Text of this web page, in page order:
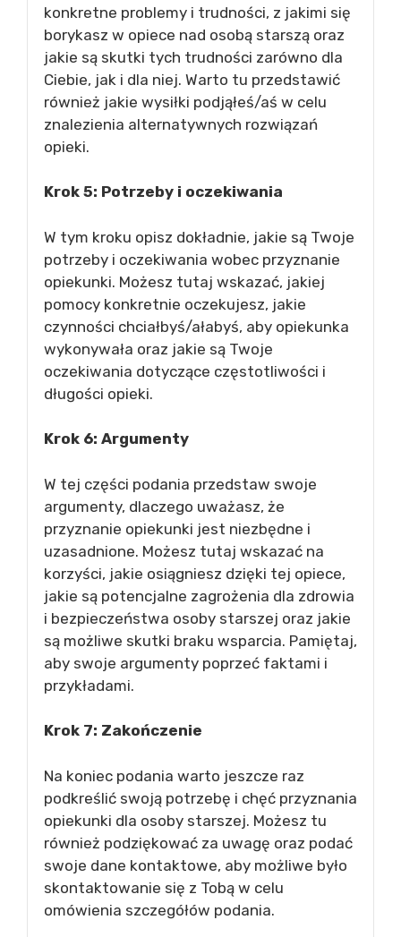
konkretne problemy i trudności, z jakimi się
borykasz w opiece nad osobą starszą oraz
jakie są skutki tych trudności zarówno dla
Ciebie, jak i dla niej. Warto tu przedstawić
również jakie wysiłki podjąłeś/aś w celu
znalezienia alternatywnych rozwiązań
opieki.
Krok 5: Potrzeby i oczekiwania
W tym kroku opisz dokładnie, jakie są Twoje
potrzeby i oczekiwania wobec przyznanie
opiekunki. Możesz tutaj wskazać, jakiej
pomocy konkretnie oczekujesz, jakie
czynności chciałbyś/ałabyś, aby opiekunka
wykonywała oraz jakie są Twoje
oczekiwania dotyczące częstotliwości i
długości opieki.
Krok 6: Argumenty
W tej części podania przedstaw swoje
argumenty, dlaczego uważasz, że
przyznanie opiekunki jest niezbędne i
uzasadnione. Możesz tutaj wskazać na
korzyści, jakie osiągniesz dzięki tej opiece,
jakie są potencjalne zagrożenia dla zdrowia
i bezpieczeństwa osoby starszej oraz jakie
są możliwe skutki braku wsparcia. Pamiętaj,
aby swoje argumenty poprzeć faktami i
przykładami.
Krok 7: Zakończenie
Na koniec podania warto jeszcze raz
podkreślić swoją potrzebę i chęć przyznania
opiekunki dla osoby starszej. Możesz tu
również podziękować za uwagę oraz podać
swoje dane kontaktowe, aby możliwe było
skontaktowanie się z Tobą w celu
omówienia szczegółów podania.